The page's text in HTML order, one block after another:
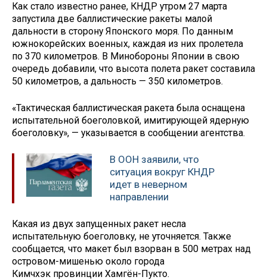
Как стало известно ранее, КНДР утром 27 марта
запустила две баллистические ракеты малой
дальности в сторону Японского моря. По данным
южнокорейских военных, каждая из них пролетела
по 370 километров. В Минобороны Японии в свою
очередь добавили, что высота полета ракет составила
50 километров, а дальность — 350 километров.
«Тактическая баллистическая ракета была оснащена
испытательной боеголовкой, имитирующей ядерную
боеголовку», — указывается в сообщении агентства.
В ООН заявили, что
ситуация вокруг КНДР
идет в неверном
направлении
Какая из двух запущенных ракет несла
испытательную боеголовку, не уточняется. Также
сообщается, что макет был взорван в 500 метрах над
островом-мишенью около города
Кимчхэк провинции Хамгён-Пукто.